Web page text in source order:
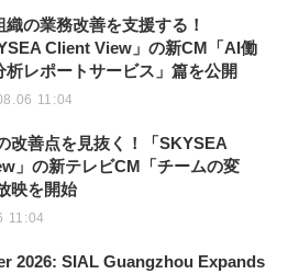
織の業務改善を支援する！
Client View」の新CM「AI働
析レポートサービス」篇を公開
11:04
改善点を見抜く！「SKYSEA
」の新テレビCM「チームの変
映を開始
11:04
2026: SIAL Guangzhou Expands